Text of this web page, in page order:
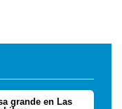
grande en Las